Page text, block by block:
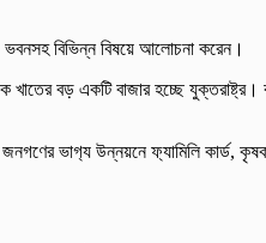
ভবনসহ বিভিন্ন বিষয়ে আলোচনা করেন।
বড় একটি বাজার হচ্ছে যুক্তরাষ্ট্র।
জনগণের ভাগ‌্য উন্নয়নে ফ‌্যামিলি কার্ড,